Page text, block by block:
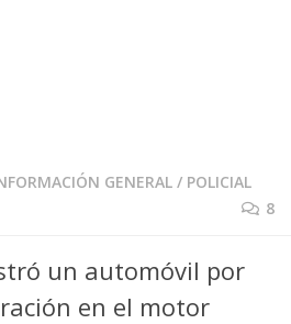
GENERAL / POLICIAL
8
un automóvil por
en el motor